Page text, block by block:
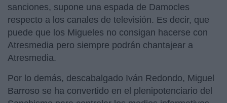
sanciones, supone una espada de Damocles
respecto a los canales de televisión. Es decir, que
puede que los Migueles no consigan hacerse con
Atresmedia pero siempre podrán chantajear a
Atresmedia.
Por lo demás, descabalgado Iván Redondo, Miguel
Barroso se ha convertido en el plenipotenciario del